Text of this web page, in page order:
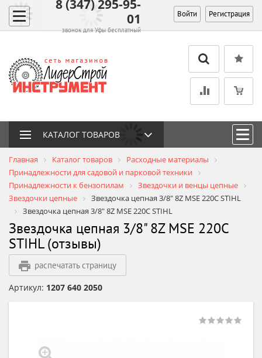
8 (347) 295-95-
01
звонок для Уфы бесплатный
Войти Регистрация
КАТАЛОГ ТОВАРОВ
Главная Каталог товаров
Расходные материалы
Принадлежности для садовой и парковой техники
Принадлежности к бензопилам
Звездочки и венцы цепные
Звездочки цепные
Звездочка цепная 3/8" 8Z MSE 220C STIHL
Звездочка цепная 3/8" 8Z MSE 220C STIHL
Звездочка цепная 3/8" 8Z MSE 220C
STIHL (отзывы)
распечатать страницу
Артикул: 1207 640 2050